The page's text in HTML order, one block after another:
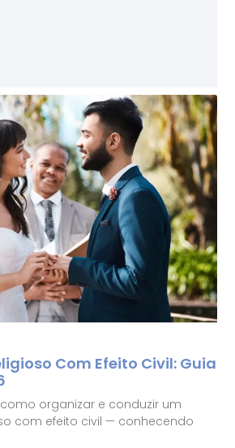
Com Efeito Civil: Guia
organizar e conduzir um
com efeito civil — conhecendo